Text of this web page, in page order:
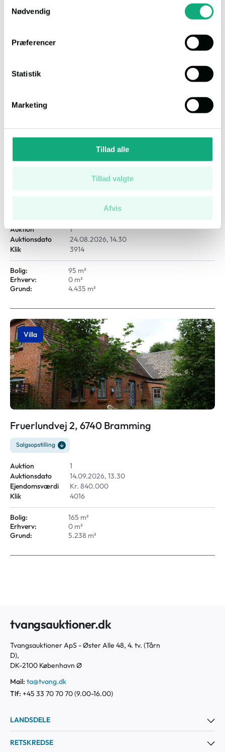
Nødvendig
Præferencer
Statistik
Marketing
Tillad alle
Tillad valgte
Afvis
Klik
Erhverv:
Auktion
1
Auktionsdato
24.08.2026, 14.30
Klik
3914
Bolig:
95 m²
Erhverv:
0 m²
Grund:
4.435 m²
Villa
Fruerlundvej 2, 6740 Bramming
Salgsopstilling
Auktion
1
Auktionsdato
14.09.2026, 13.30
Ejendomsværdi
Kr. 840.000
Klik
4016
Bolig:
165 m²
Erhverv:
0 m²
Grund:
5.238 m²
tvangsauktioner.dk
Tvangsauktioner ApS - Øster Alle 48, 4. tv. (Tårn
D),
DK-2100 København Ø
Mail: ta@tvang.dk
Tlf: +45 33 70 70 70 (9.00-16.00)
LANDSDELE
RETSKREDSE